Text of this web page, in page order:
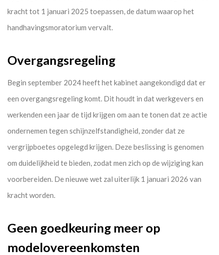
kracht tot 1 januari 2025 toepassen, de datum waarop het
handhavingsmoratorium vervalt.
Overgangsregeling
Begin september 2024 heeft het kabinet aangekondigd dat er
een overgangsregeling komt. Dit houdt in dat werkgevers en
werkenden een jaar de tijd krijgen om aan te tonen dat ze actie
ondernemen tegen schijnzelfstandigheid, zonder dat ze
vergrijpboetes opgelegd krijgen. Deze beslissing is genomen
om duidelijkheid te bieden, zodat men zich op de wijziging kan
voorbereiden. De nieuwe wet zal uiterlijk 1 januari 2026 van
kracht worden.
Geen goedkeuring meer op
modelovereenkomsten